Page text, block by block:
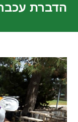
הדברת